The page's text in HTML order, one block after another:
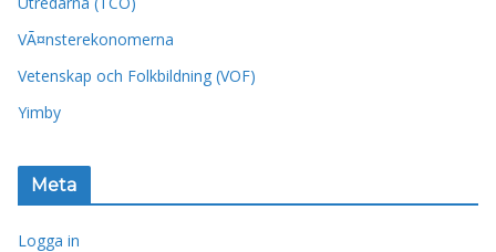
VÃ¤nsterekonomerna
Vetenskap och Folkbildning (VOF)
Yimby
Meta
Logga in